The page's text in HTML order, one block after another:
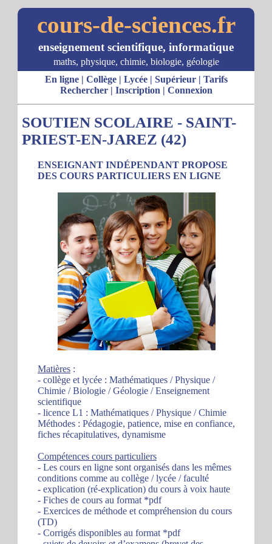
cours-de-sciences.fr
enseignement scientifique, informatique
maths, physique, chimie, biologie, géologie
En ligne| Collège| Lycée| Supérieur| Tarifs
Rechercher| Inscription | Connexion
SOUTIEN SCOLAIRE - SAINT-
PRIEST-EN-JAREZ (42)
ENSEIGNANT INDÉPENDANT PROPOSE
DES COURS PARTICULIERS EN LIGNE
Matières :
- collège et lycée : Mathématiques / Physique /
Chimie / Biologie / Géologie / Enseignement
scientifique
- licence L1 : Mathématiques / Physique / Chimie
Méthodes : Pédagogie, patience, mise en confiance,
fiches récapitulatives, dynamisme
Compétences cours particuliers
- Les cours en ligne sont organisés dans les mêmes
conditions comme au collège / lycée / faculté
- explication (ré-explication) du cours à voix haute
- Fiches de cours au format *pdf
- Exercices de méthode et compréhension du cours
(TD)
- Corrigés disponibles au format *pdf